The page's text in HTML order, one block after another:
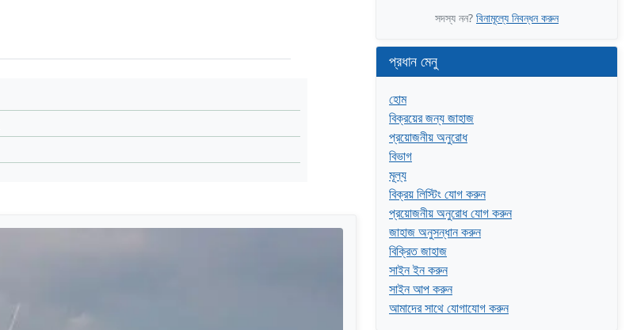
সদস্য নন? বিনামূল্যে নিবন্ধন করুন
প্রধান মেনু
হোম
বিক্রয়ের জন্য জাহাজ
প্রয়োজনীয় অনুরোধ
বিভাগ
মূল্য
বিক্রয় লিস্টিং যোগ করুন
প্রয়োজনীয় অনুরোধ যোগ করুন
জাহাজ অনুসন্ধান করুন
বিক্রিত জাহাজ
সাইন ইন করুন
সাইন আপ করুন
আমাদের সাথে যোগাযোগ করুন